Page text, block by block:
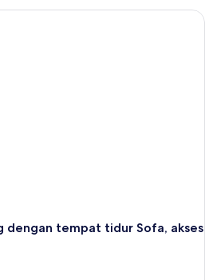
dengan tempat tidur Sofa, akses